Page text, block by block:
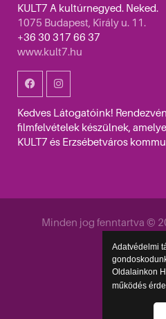
Adatvédelmi
Oldalainkon
működés
KULT7 A kultúrnegyed. Neked.
1075 Budapest, Király u. 11.
+36 30 317 66 37
www.kult7.hu
Kedves Látogatóink!
filmfelvételek készülnek,
KULT7 és Erzsébetváros
Minden jog fenntartva ©